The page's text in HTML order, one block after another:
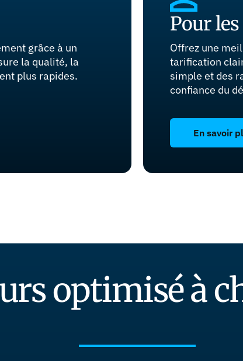
grâce à un
la qualité, la
plus rapides.
Pour
Offrez une
tarification
simple et des
confiance du
En savoir
optimisé à